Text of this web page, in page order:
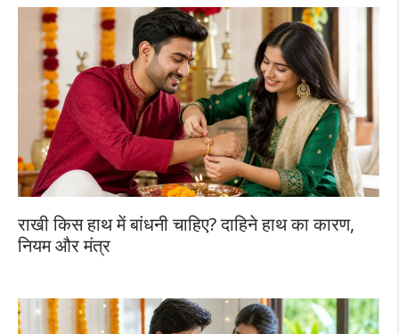
राखी किस हाथ में बांधनी चाहिए? दाहिने हाथ का कारण,
नियम और मंत्र